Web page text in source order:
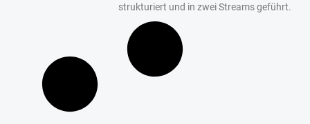
strukturiert und in zwei Streams geführt.